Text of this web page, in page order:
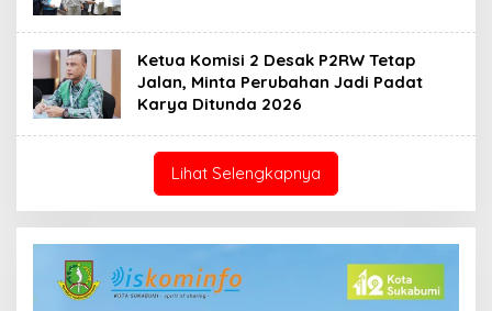
Ketua Komisi 2 Desak P2RW Tetap
Jalan, Minta Perubahan Jadi Padat
Karya Ditunda 2026
Lihat Selengkapnya